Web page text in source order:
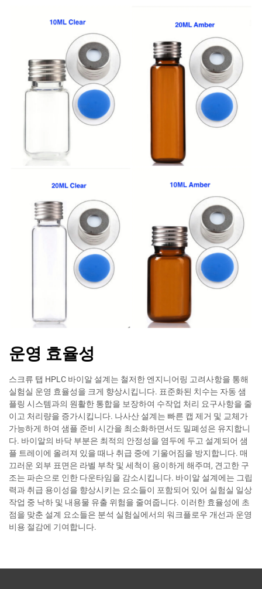
운영 효율성
스크류 탭 HPLC 바이알 설계는 철저한 엔지니어링 고려사항을 통해
실험실 운영 효율성을 크게 향상시킵니다. 표준화된 치수는 자동 샘
플링 시스템과의 원활한 통합을 보장하여 수작업 처리 요구사항을 줄
이고 처리량을 증가시킵니다. 나사산 설계는 빠른 캡 제거 및 교체가
가능하게 하여 샘플 준비 시간을 최소화하면서도 밀폐성은 유지합니
다. 바이알의 바닥 부분은 최적의 안정성을 염두에 두고 설계되어 샘
플 트레이에 올려져 있을 때나 취급 중에 기울어짐을 방지합니다. 매
끄러운 외부 표면은 라벨 부착 및 세척이 용이하게 해주며, 견고한 구
조는 파손으로 인한 다운타임을 감소시킵니다. 바이알 설계에는 그립
력과 취급 용이성을 향상시키는 요소들이 포함되어 있어 실험실 일상
작업 중 낙하 및 내용물 유출 위험을 줄여줍니다. 이러한 효율성에 초
점을 맞춘 설계 요소들은 분석 실험실에서의 워크플로우 개선과 운영
비용 절감에 기여합니다.